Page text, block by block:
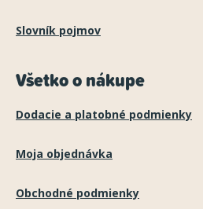
Slovník pojmov
Všetko o nákupe
Dodacie a platobné podmienky
Moja objednávka
Obchodné podmienky